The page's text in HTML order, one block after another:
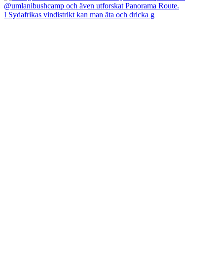
I Sydafrikas vindistrikt kan man äta och dricka g